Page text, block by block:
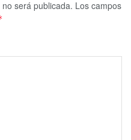
será publicada. Los campos